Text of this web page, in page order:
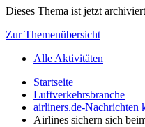
Dieses Thema ist jetzt
Zur Themenübersicht
Alle Aktivitäten
Startseite
Luftverkehrsbranche
airliners.de-Nachrichten
Airlines sichern sich